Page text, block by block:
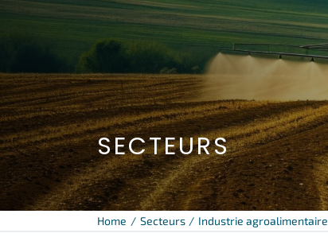
SECTEURS
Home Secteurs Industrie agroalimentaire